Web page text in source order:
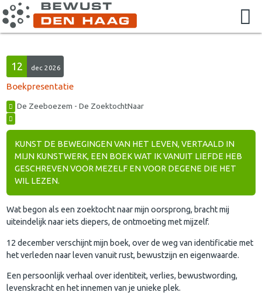
12 dec 2026
Boekpresentatie
De Zeeboezem - De ZoektochtNaar
KUNST DE BEWEGINGEN VAN HET LEVEN, VERTAALD IN
MIJN KUNSTWERK, EEN BOEK WAT IK VANUIT LIEFDE HEB
GESCHREVEN VOOR MEZELF EN VOOR DEGENE DIE HET
WIL LEZEN.
Wat begon als een zoektocht naar mijn oorsprong, bracht mij
uiteindelijk naar iets diepers, de ontmoeting met mijzelf.
12 december verschijnt mijn boek, over de weg van identificatie met
het verleden naar leven vanuit rust, bewustzijn en eigenwaarde.
Een persoonlijk verhaal over identiteit, verlies, bewustwording,
levenskracht en het innemen van je unieke plek.